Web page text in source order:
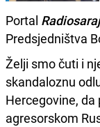
Portal
Predsjedništva
Želji smo čuti i
skandaloznu
Hercegovine,
agresorskom